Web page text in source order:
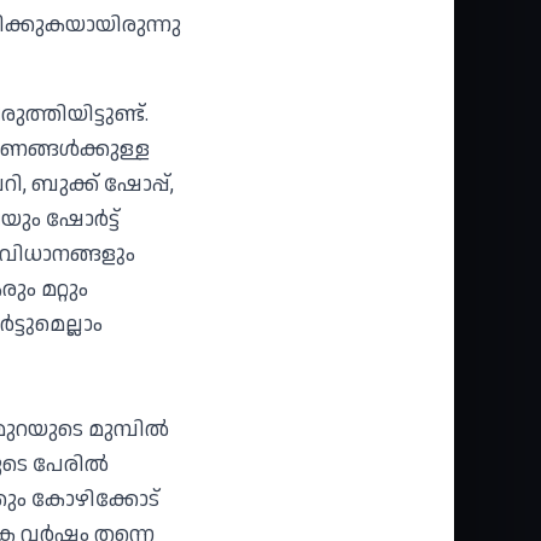
ബുക്ക് ഷോപ്പ്,
ഷോര്‍ട്ട്
മറ്റും
മുമ്പില്‍
പേരില്‍
കോഴിക്കോട്
വര്‍ഷം തന്നെ